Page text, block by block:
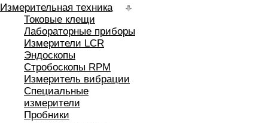
Измерительная техника
Токовые клещи
Лабораторные приборы
Измерители LCR
Эндоскопы
Стробоскопы RPM
Измеритель вибрации
Специальные
измерители
Пробники